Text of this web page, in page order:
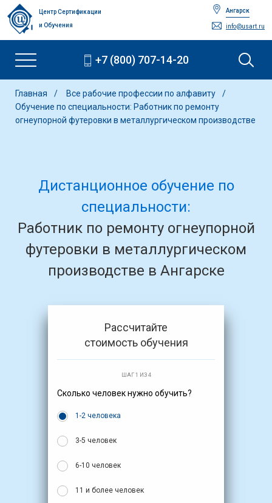
Центр Сертификации
и Обучения
Ангарск
info@usart.ru
+7 (800) 707-14-20
Главная
Все рабочие профессии по алфавиту
Обучение по специальности: Работник по ремонту
огнеупорной футеровки в металлургическом производстве
Дистанционное обучение по
специальности:
Работник по ремонту огнеупорной
футеровки в металлургическом
производстве в Ангарске
Рассчитайте
стоимость обучения
ШАГ 1 ИЗ 4
Сколько человек нужно обучить?
1-2 человека
3-5 человек
6-10 человек
11 и более человек